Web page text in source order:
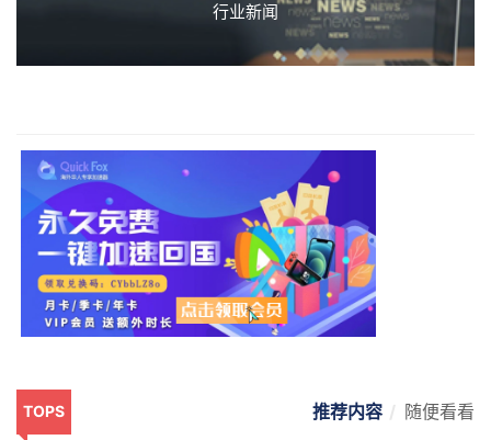
行业新闻
TOPS 推荐内容 随便看看